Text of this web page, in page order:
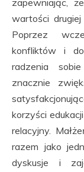
zapewniając,
wartości
Poprzez
konfliktów i
radzenia
znacznie
korzyści
relacyjny.
razem jako
dyskusje i